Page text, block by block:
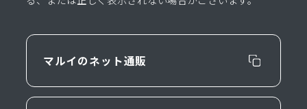
マルイのネット通販